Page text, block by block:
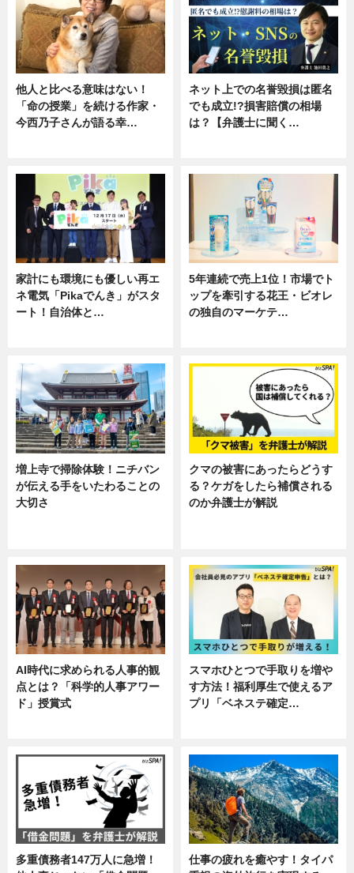
他人と比べる意味はない！
「命の授業」を続ける作家・
今西乃子さんが語る幸…
ネット上での名誉毀損は匿名
でも成立!?損害賠償の相場
は？【弁護士に聞く…
家計にも環境にも優しい再エ
ネ電気「Pikaでんき」がスタ
ート！自治体と…
5年連続で売上1位！市場でト
ップを牽引する花王・ビオレ
の独自のマーケテ…
増上寺で掃除体験！ニチバン
が伝える手をいたわることの
大切さ
クマの被害にあったらどうす
る？ケガをしたら補償される
のか弁護士が解説
AI時代に求められる人事的観
点とは？「科学的人事アワー
ド」授賞式
スマホひとつで手取りを増や
す方法！福利厚生で使えるア
プリ「ベネステ確定…
多重債務者147万人に急増！
仕事の疲れを癒やす！タイパ